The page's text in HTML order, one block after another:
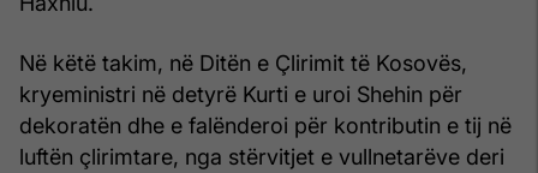
Në këtë takim, në Ditën e Çlirimit të Kosovës,
kryeministri në detyrë Kurti e uroi Shehin për
dekoratën dhe e falënderoi për kontributin e tij në
luftën çlirimtare, nga stërvitjet e vullnetarëve deri